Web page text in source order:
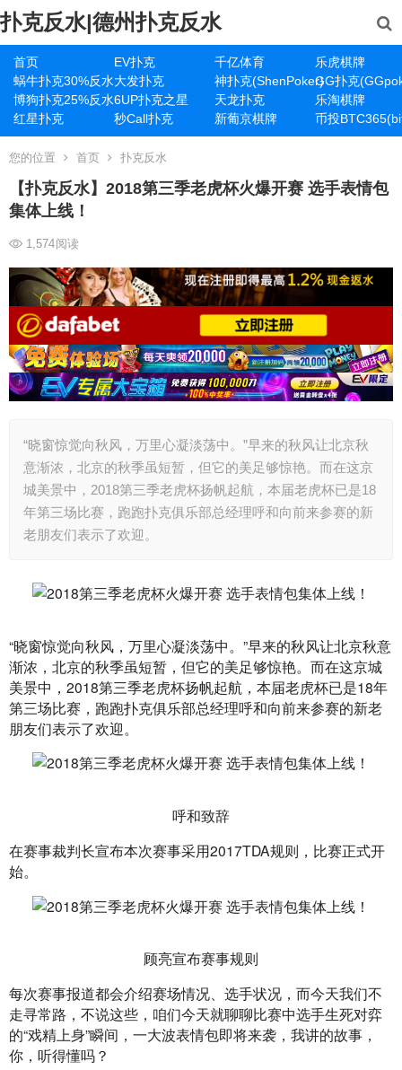
扑克反水|德州扑克反水
首页 EV扑克 千亿体育
乐虎棋牌
蜗牛扑克30%反水大发扑克 神扑克(ShenPoker)GG扑克
博狗扑克25%反水6UP扑克之星 天龙扑克
乐淘棋牌
红星扑克
秒Call扑克 新葡京棋牌 币投
您的位置 首页 扑克反水
【扑克反水】2018第三季老虎杯火爆开赛 选手表情包
集体上线！
1,574阅读
“晓窗惊觉向秋风，万里心凝淡荡中。”早来的秋风让北京秋
意渐浓，北京的秋季虽短暂，但它的美足够惊艳。而在这京
城美景中，2018第三季老虎杯扬帆起航，本届老虎杯已是18
年第三场比赛，跑跑扑克俱乐部总经理呼和向前来参赛的新
老朋友们表示了欢迎。
“晓窗惊觉向秋风，万里心凝淡荡中。”早来的秋风让北京秋意
渐浓，北京的秋季虽短暂，但它的美足够惊艳。而在这京城
美景中，2018第三季老虎杯扬帆起航，本届老虎杯已是18年
第三场比赛，跑跑扑克俱乐部总经理呼和向前来参赛的新老
朋友们表示了欢迎。
呼和致辞
在赛事裁判长宣布本次赛事采用2017TDA规则，比赛正式开
始。
顾亮宣布赛事规则
每次赛事报道都会介绍赛场情况、选手状况，而今天我们不
走寻常路，不说这些，咱们今天就聊聊比赛中选手生死对弈
的“戏精上身”瞬间，一大波表情包即将来袭，我讲的故事，
你，听得懂吗？